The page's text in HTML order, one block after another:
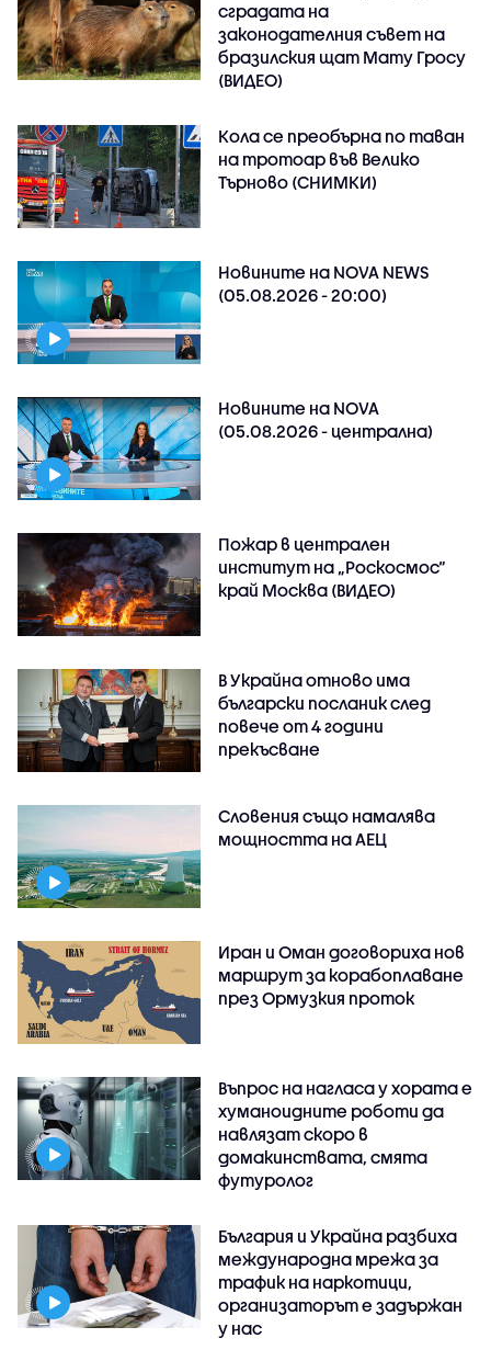
сградата на
законодателния съвет на
бразилския щат Мату Гросу
(ВИДЕО)
Кола се преобърна по таван
на тротоар във Велико
Търново (СНИМКИ)
Новините на NOVA NEWS
(05.08.2026 - 20:00)
Новините на NOVA
(05.08.2026 - централна)
Пожар в централен
институт на „Роскосмос“
край Москва (ВИДЕО)
В Украйна отново има
български посланик след
повече от 4 години
прекъсване
Словения също намалява
мощността на АЕЦ
Иран и Оман договориха нов
маршрут за корабоплаване
през Ормузкия проток
Въпрос на нагласа у хората е
хуманоидните роботи да
навлязат скоро в
домакинствата, смята
футуролог
България и Украйна разбиха
международна мрежа за
трафик на наркотици,
организаторът е задържан
у нас